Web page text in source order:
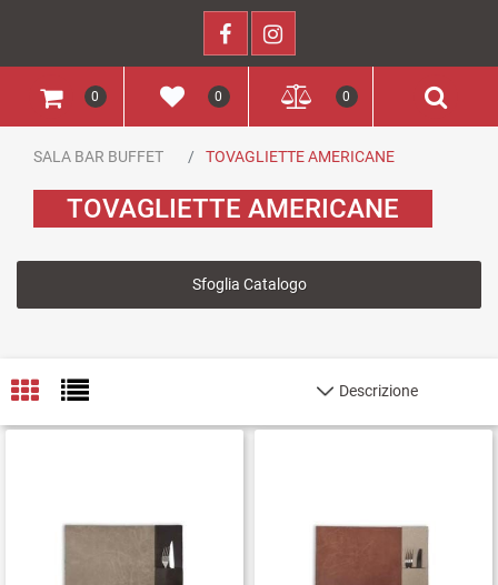
0 0 0
SALA BAR BUFFET TOVAGLIETTE AMERICANE
TOVAGLIETTE AMERICANE
Sfoglia Catalogo